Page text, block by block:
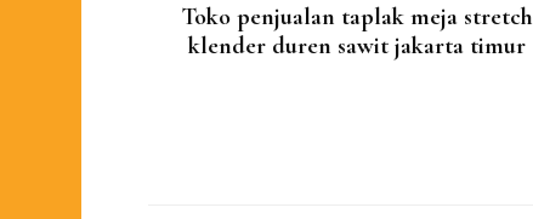
Toko penjualan taplak meja stretch
klender duren sawit jakarta timur